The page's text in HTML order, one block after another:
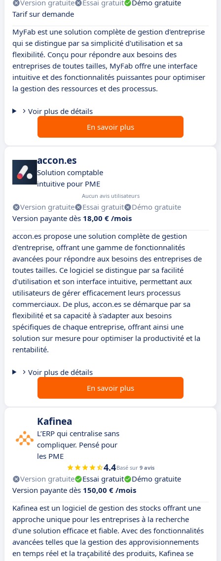
Version gratuite Essai gratuit
Démo gratuite
Tarif sur demande
MyFab est une solution complète de gestion d'entreprise
qui se distingue par sa simplicité d'utilisation et sa
flexibilité. Conçu pour répondre aux besoins des
entreprises de toutes tailles, MyFab offre une interface
intuitive et des fonctionnalités puissantes pour optimiser
la gestion des ressources et des processus.
Voir plus de détails
En savoir plus
accon.es
Solution comptable
intuitive pour PME
Aucun avis utilisateurs
Version gratuite Essai gratuit
Démo gratuite
Version payante dès 18,00 € /mois
accon.es propose une solution complète de gestion
d'entreprise, offrant une gamme de fonctionnalités
avancées pour répondre aux besoins des entreprises de
toutes tailles. Ce logiciel se distingue par sa facilité
d'utilisation et son interface intuitive, permettant aux
utilisateurs de gérer efficacement leurs processus
commerciaux. De plus, accon.es se démarque par sa
flexibilité et sa capacité à s'adapter aux besoins
spécifiques de chaque entreprise, offrant ainsi une
solution sur mesure pour optimiser la productivité et la
rentabilité.
Voir plus de détails
En savoir plus
Kafinea
L’ERP qui centralise sans
compliquer. Pensé pour
les PME
4.4Basé sur 9 avis
Version gratuite Essai gratuit
Démo gratuite
Version payante dès 150,00 € /mois
Kafinea est un logiciel de gestion des stocks offrant une
approche unique pour les entreprises à la recherche
d'une solution efficace et fiable. Avec des fonctionnalités
avancées telles que la gestion des approvisionnements
en temps réel et la traçabilité des produits, Kafinea se